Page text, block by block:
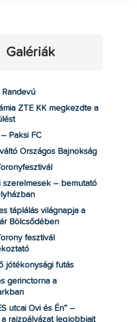
Galériák
ZTE KK megkezdte a
Paksi FC
Országos Bajnokság
szerelmesek – bemutató
táplálás világnapja a
Bölcsődében
fesztivál
jótékonysági futás
gerinctorna a
utcai Ovi és Én” –
rajzpályázat legjobbjait